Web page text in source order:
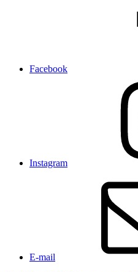
Facebook
Instagram
E-mail